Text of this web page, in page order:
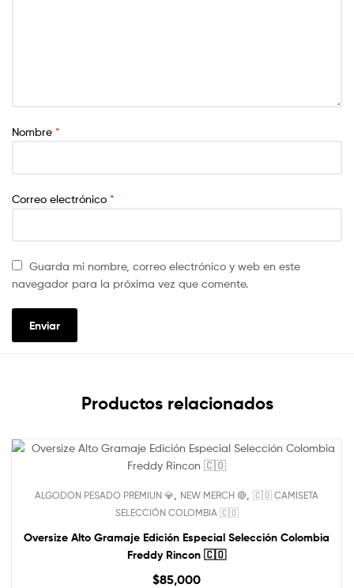
Nombre *
Correo electrónico *
Guarda mi nombre, correo electrónico y web en este
navegador para la próxima vez que comente.
Productos relacionados
ALGODON PESADO PREMIUN 💎 NEW MERCH 🔴 🇨🇴 CAMISETA
SELECCIÓN COLOMBIA 🇨🇴
Oversize Alto Gramaje Edición Especial Selección Colombia
Freddy Rincon 🇨🇴
$85,000